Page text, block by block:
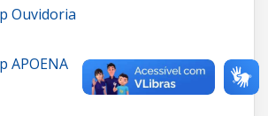
Ouvidoria
APOENA